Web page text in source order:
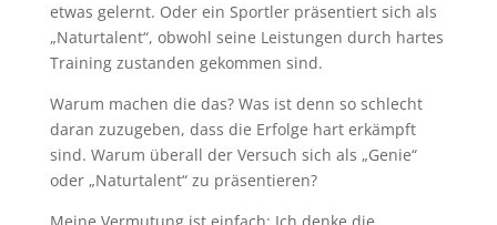
etwas gelernt. Oder ein Sportler präsentiert sich als
„Naturtalent“, obwohl seine Leistungen durch hartes
Training zustanden gekommen sind.
Warum machen die das? Was ist denn so schlecht
daran zuzugeben, dass die Erfolge hart erkämpft
sind. Warum überall der Versuch sich als „Genie“
oder „Naturtalent“ zu präsentieren?